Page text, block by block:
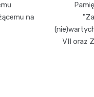
na
VII oraz